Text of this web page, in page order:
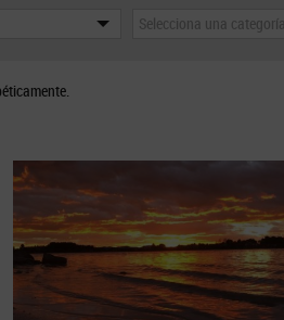
Selecciona una categoría